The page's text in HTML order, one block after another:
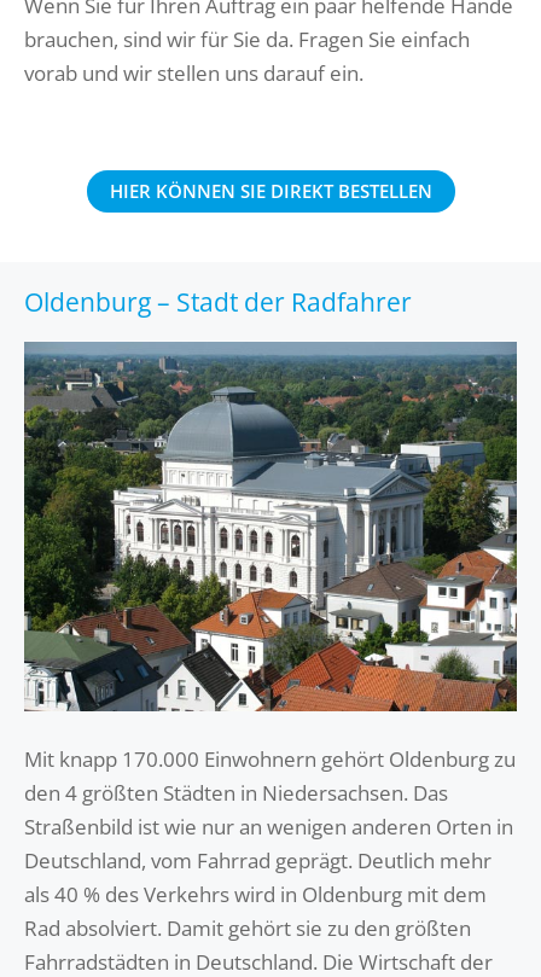
Wenn Sie für Ihren Auftrag ein paar helfende Hände
brauchen, sind wir für Sie da. Fragen Sie einfach
vorab und wir stellen uns darauf ein.
HIER KÖNNEN SIE DIREKT BESTELLEN
Oldenburg – Stadt der Radfahrer
Mit knapp 170.000 Einwohnern gehört Oldenburg zu
den 4 größten Städten in Niedersachsen. Das
Straßenbild ist wie nur an wenigen anderen Orten in
Deutschland, vom Fahrrad geprägt. Deutlich mehr
als 40 % des Verkehrs wird in Oldenburg mit dem
Rad absolviert. Damit gehört sie zu den größten
Fahrradstädten in Deutschland. Die Wirtschaft der